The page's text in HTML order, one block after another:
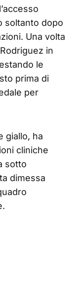
soltanto dopo
Una volta
in
le
prima di
per
giallo, ha
cliniche
sotto
dimessa